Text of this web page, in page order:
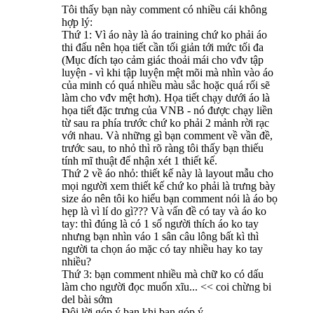
Tôi thấy bạn này comment có nhiều cái không
hợp lý:
Thứ 1: Vì áo này là áo training chứ ko phải áo
thi đấu nên họa tiết cần tối giản tới mức tối đa
(Mục đích tạo cảm giác thoải mái cho vđv tập
luyện - vì khi tập luyện mệt mõi mà nhìn vào áo
của minh có quá nhiều màu sắc hoặc quá rối sẽ
làm cho vđv mệt hơn). Họa tiết chạy dưới áo là
họa tiết đặc trưng của VNB - nó được chạy liền
từ sau ra phía trước chứ ko phải 2 mảnh rời rạc
với nhau. Và những gì bạn comment về vần đề,
trước sau, to nhỏ thì rõ ràng tôi thấy bạn thiếu
tính mĩ thuật để nhận xét 1 thiết kế.
Thứ 2 về áo nhỏ: thiết kế này là layout mẫu cho
mọi người xem thiết kế chứ ko phải là trưng bày
size áo nên tôi ko hiểu bạn comment nói là áo bọ
hẹp là vì lí do gì??? Và vấn đề có tay và áo ko
tay: thì đúng là có 1 số người thích áo ko tay
nhưng bạn nhìn váo 1 sân câu lông bất kì thì
người ta chọn áo mặc có tay nhiều hay ko tay
nhiều?
Thứ 3: bạn comment nhiều mà chữ ko có dấu
làm cho người đọc muốn xĩu... << coi chừng bi
del bài sớm